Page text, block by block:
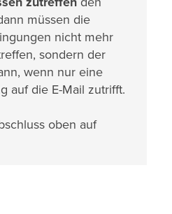
müssen die
nicht mehr
sondern der
wenn nur eine
auf die E-Mail zutrifft.
oben auf